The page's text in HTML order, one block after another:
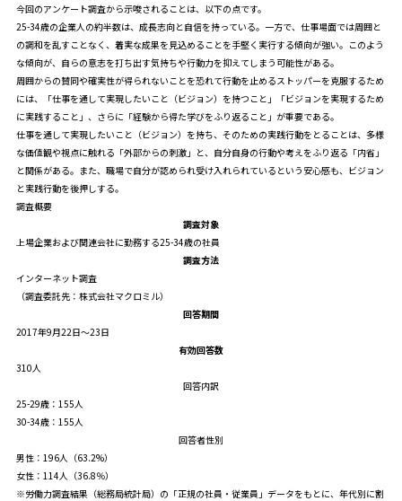
今回のアンケート調査から示唆されることは、以下の点です。
25-34歳の企業人の約半数は、成長志向と自信を持っている。一方で、仕事場面では周囲と
の調和を乱すことなく、着実な成果を見込めることを手堅く実行する傾向が強い。このよう
な傾向が、自らの意志を打ち出す気持ちや行動力を抑えてしまう可能性がある。
周囲からの賛同や確実性が得られないことを恐れて行動を止めるストッパーを克服するため
には、「仕事を通して実現したいこと（ビジョン）を持つこと」「ビジョンを実現するため
に実践すること」、さらに「経験から得た学びをふり返ること」が重要である。
仕事を通して実現したいこと（ビジョン）を持ち、そのための実践行動をとることは、多様
な価値観や視点に触れる「外部からの刺激」と、自分自身の行動や考えをふり返る「内省」
と関係がある。また、職場で自分が認められ受け入れられているという安心感も、ビジョン
と実践行動を後押しする。
調査概要
調査対象
上場企業および関連会社に勤務する25-34歳の社員
調査方法
インターネット調査
（調査委託先：株式会社マクロミル）
回答期間
2017年9月22日～23日
有効回答数
310人
回答内訳
25-29歳：155人
30-34歳：155人
回答者性別
男性：196人（63.2%）
女性：114人（36.8％）
※労働力調査結果（総務局統計局）の「正規の社員・従業員」データをもとに、年代別に割